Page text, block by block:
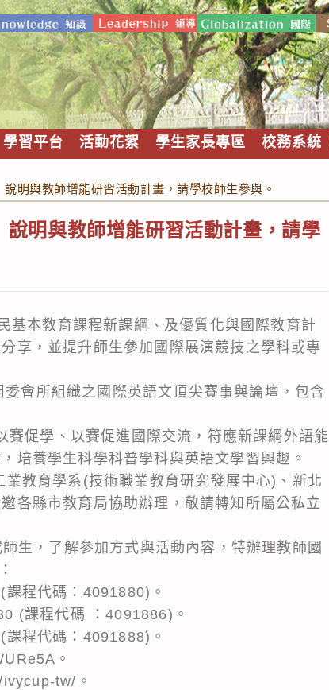
學習平台 活動花絮 學生家長專區 校務系統
明與教師增能研習活動計畫，請學校師生參與。
說明與教師增能研習活動計畫，請學
基本教育課程新課綱、及優質化與國際教育計
享，並提升師生參加國際展演競技之學科或專
會所組織之國際英語文頂尖賽事與論壇，包含
促學、以賽促進國際交流，符應新課綱外語能
培養學生科學科普學科與英語文學習興趣。
教育學系(技術職業教育研究發展中心)、新北
各縣市教育局協助辦理，敬請轉知所屬公私立
生，了解參加方式與活動內容，特辦理教師國
程代碼：4091880)。
(課程代碼 ：4091886)。
程代碼：4091888)。
。
tw/。